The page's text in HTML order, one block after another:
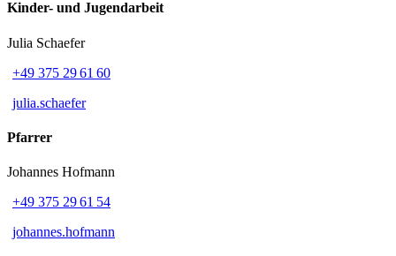
Kinder- und Jugendarbeit
Julia Schaefer
+49 375 29 61 60
julia.schaefer
Pfarrer
Johannes Hofmann
+49 375 29 61 54
johannes.hofmann